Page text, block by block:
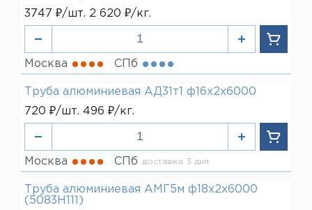
3747 ₽/шт. 2 620 ₽/кг.
Москва СПб
Труба алюминиевая АД31т1 ф16х2х6000
720 ₽/шт. 496 ₽/кг.
Москва СПб доставка 3 дня
Труба алюминиевая АМГ5м ф18х2х6000
(5083H111)